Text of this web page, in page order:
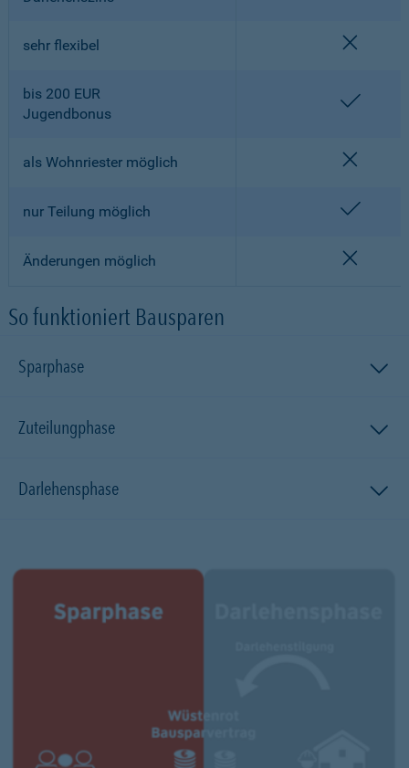
sehr flexibel
bis 200 EUR
Jugendbonus
als Wohnriester möglich
nur Teilung möglich
Änderungen möglich
So funktioniert Bausparen
Sparphase
Zuteilungphase
Darlehensphase